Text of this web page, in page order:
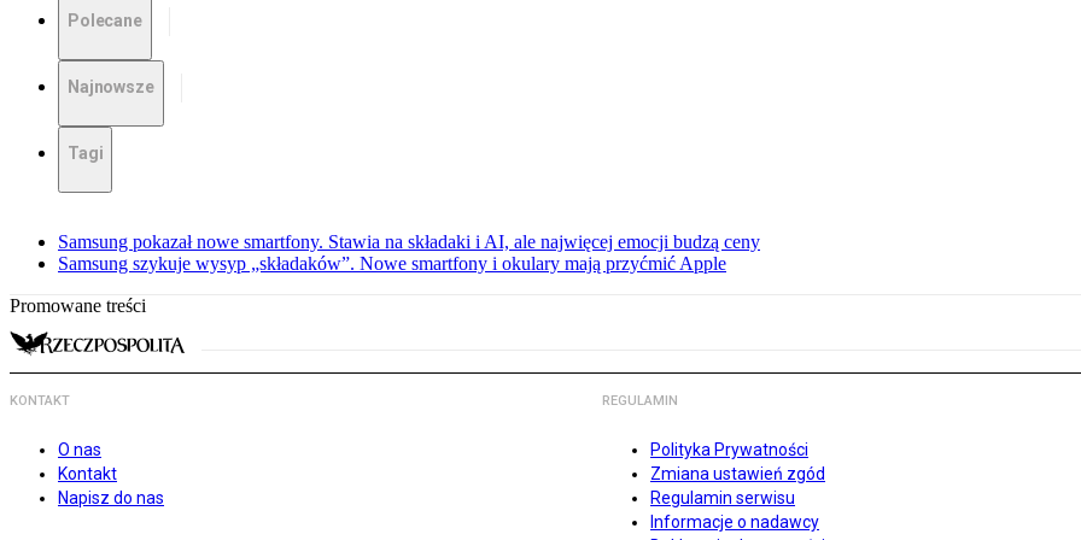
Polecane
Najnowsze
Tagi
Samsung pokazał nowe smartfony. Stawia na składaki i AI, ale najwięcej emocji budzą ceny
Samsung szykuje wysyp „składaków”. Nowe smartfony i okulary mają przyćmić Apple
Promowane treści
KONTAKT
O nas
Kontakt
Napisz do nas
REGULAMIN
Polityka Prywatności
Zmiana ustawień zgód
Regulamin serwisu
Informacje o nadawcy